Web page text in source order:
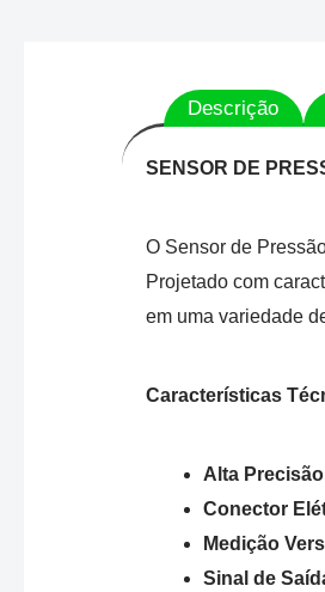
Descrição
SENSOR DE
O Sensor de
Projetado com
em uma variedade
Características
Alta
Conector
Medição
Sinal de